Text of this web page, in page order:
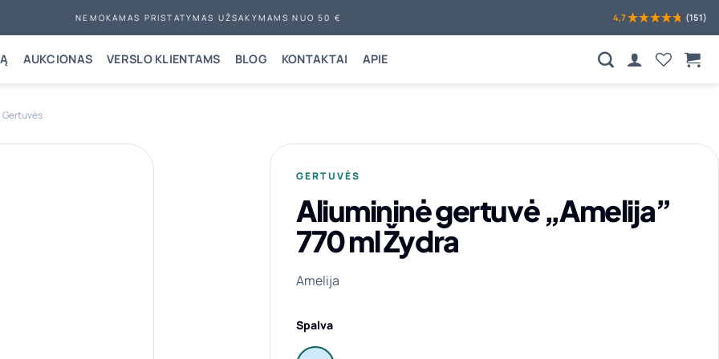
NEMOKAMAS PRISTATYMAS UŽSAKYMAMS NUO 50 € 4,7 (151)
AUKCIONAS VERSLO KLIENTAMS BLOG KONTAKTAI APIE
Gertuvės
GERTUVĖS
Aliumininė gertuvė „Amelija”
770 ml Žydra
Amelija
Spalva